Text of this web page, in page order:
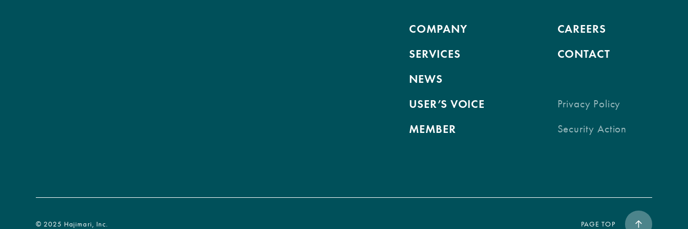
COMPANY
SERVICES
NEWS
USER’S VOICE
MEMBER
CAREERS
CONTACT
Privacy Policy
Security Action
©︎ 2025 Hajimari, Inc. PAGE TOP